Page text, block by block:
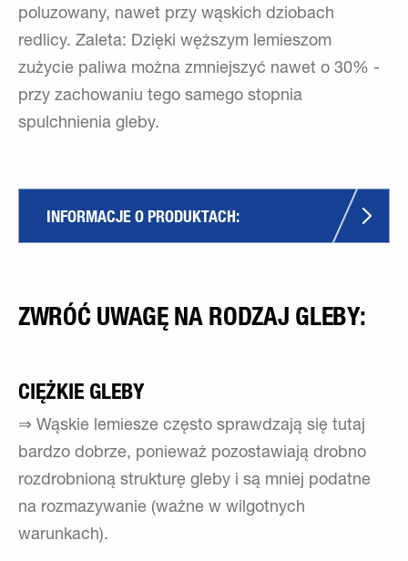
poluzowany, nawet przy wąskich dziobach
redlicy. Zaleta: Dzięki węższym lemieszom
zużycie paliwa można zmniejszyć nawet o 30% -
przy zachowaniu tego samego stopnia
spulchnienia gleby.
INFORMACJE O PRODUKTACH:
ZWRÓĆ UWAGĘ NA RODZAJ GLEBY:
CIĘŻKIE GLEBY
⇒ Wąskie lemiesze często sprawdzają się tutaj
bardzo dobrze, ponieważ pozostawiają drobno
rozdrobnioną strukturę gleby i są mniej podatne
na rozmazywanie (ważne w wilgotnych
warunkach).